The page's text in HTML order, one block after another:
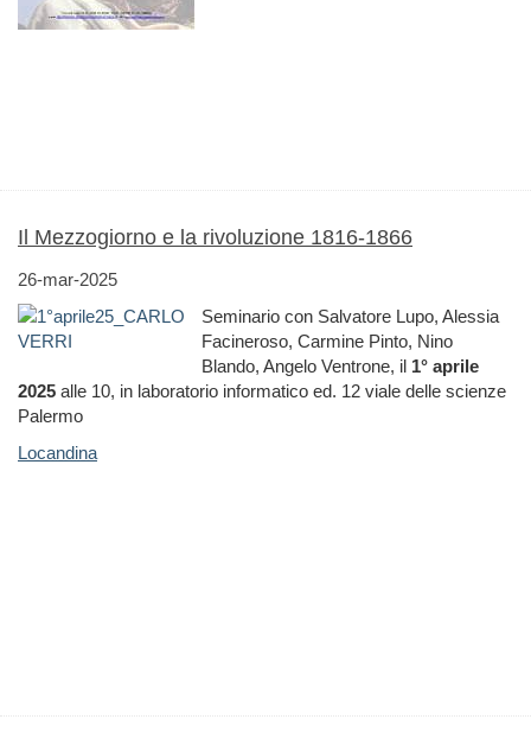
Il Mezzogiorno e la rivoluzione 1816-1866
26-mar-2025
Seminario con Salvatore Lupo, Alessia
Facineroso, Carmine Pinto, Nino
Blando, Angelo Ventrone, il 1° aprile
2025 alle 10, in laboratorio informatico ed. 12 viale delle scienze
Palermo
Locandina